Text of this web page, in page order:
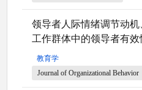
领导者人际情绪调节动
工作群体中的领导者有效
教育学
Journal of Organizational Behavior